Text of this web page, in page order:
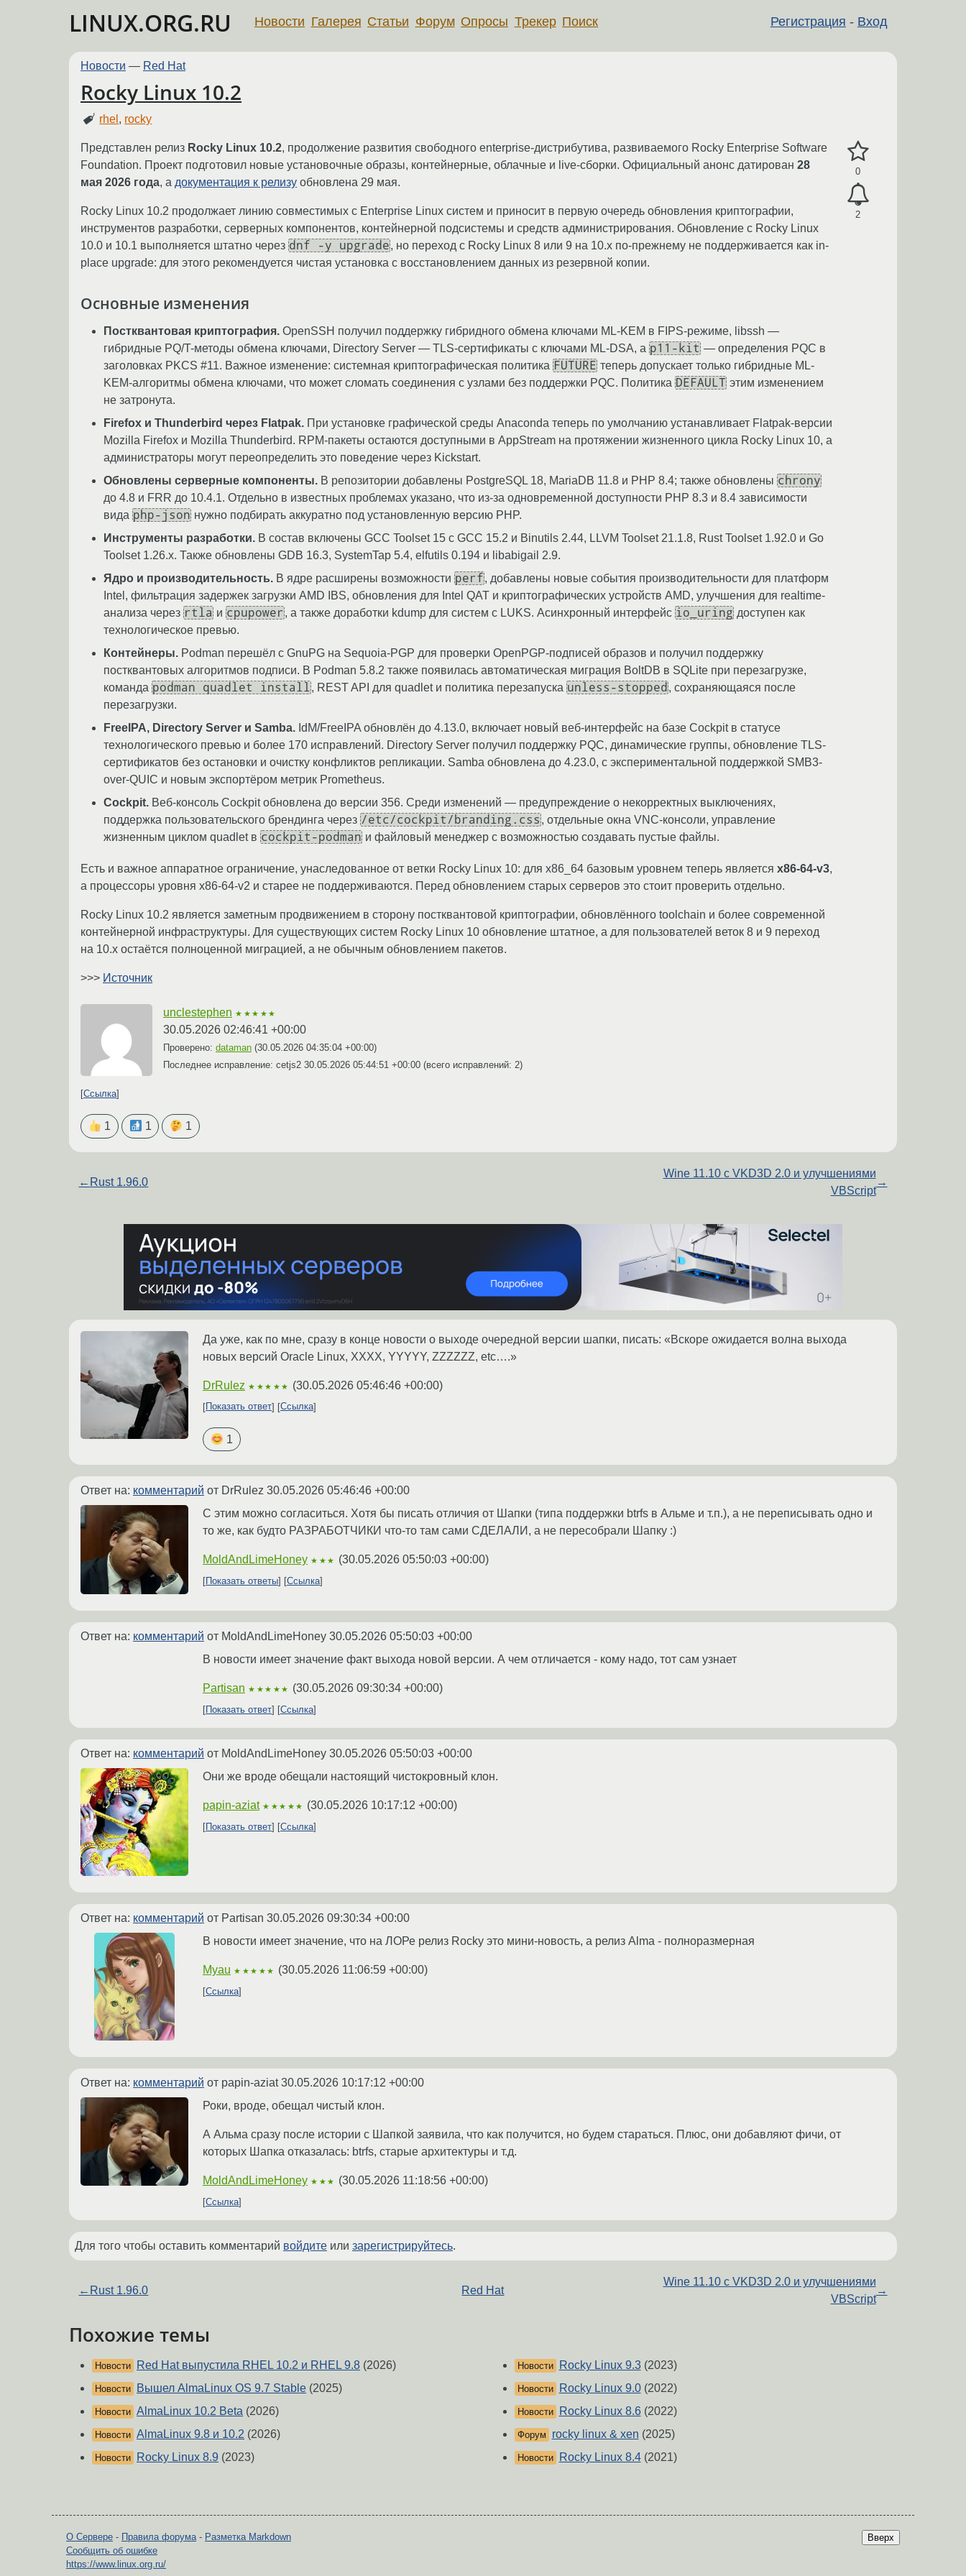
LINUX.ORG.RU Регистрация - Вход
Новости Галерея Статьи Форум Опросы Трекер Поиск
Новости — Red Hat
Rocky Linux 10.2
rhel , rocky
0
2
Представлен релиз Rocky Linux 10.2, продолжение развития свободного enterprise-дистрибутива, развиваемого Rocky Enterprise Software
Foundation. Проект подготовил новые установочные образы, контейнерные, облачные и live-сборки. Официальный анонс датирован 28
мая 2026 года, а документация к релизу обновлена 29 мая.
Rocky Linux 10.2 продолжает линию совместимых с Enterprise Linux систем и приносит в первую очередь обновления криптографии,
инструментов разработки, серверных компонентов, контейнерной подсистемы и средств администрирования. Обновление с Rocky Linux
10.0 и 10.1 выполняется штатно через dnf -y upgrade, но переход с Rocky Linux 8 или 9 на 10.x по-прежнему не поддерживается как in-
place upgrade: для этого рекомендуется чистая установка с восстановлением данных из резервной копии.
Основные изменения
Постквантовая криптография. OpenSSH получил поддержку гибридного обмена ключами ML-KEM в FIPS-режиме, libssh —
гибридные PQ/T-методы обмена ключами, Directory Server — TLS-сертификаты с ключами ML-DSA, а p11-kit — определения PQC в
заголовках PKCS #11. Важное изменение: системная криптографическая политика FUTURE теперь допускает только гибридные ML-
KEM-алгоритмы обмена ключами, что может сломать соединения с узлами без поддержки PQC. Политика DEFAULT этим изменением
не затронута.
Firefox и Thunderbird через Flatpak. При установке графической среды Anaconda теперь по умолчанию устанавливает Flatpak-версии
Mozilla Firefox и Mozilla Thunderbird. RPM-пакеты остаются доступными в AppStream на протяжении жизненного цикла Rocky Linux 10, а
администраторы могут переопределить это поведение через Kickstart.
Обновлены серверные компоненты. В репозитории добавлены PostgreSQL 18, MariaDB 11.8 и PHP 8.4; также обновлены chrony
до 4.8 и FRR до 10.4.1. Отдельно в известных проблемах указано, что из-за одновременной доступности PHP 8.3 и 8.4 зависимости
вида php-json нужно подбирать аккуратно под установленную версию PHP.
Инструменты разработки. В состав включены GCC Toolset 15 с GCC 15.2 и Binutils 2.44, LLVM Toolset 21.1.8, Rust Toolset 1.92.0 и Go
Toolset 1.26.x. Также обновлены GDB 16.3, SystemTap 5.4, elfutils 0.194 и libabigail 2.9.
Ядро и производительность. В ядре расширены возможности perf, добавлены новые события производительности для платформ
Intel, фильтрация задержек загрузки AMD IBS, обновления для Intel QAT и криптографических устройств AMD, улучшения для realtime-
анализа через rtla и cpupower , а также доработки kdump для систем с LUKS. Асинхронный интерфейс io_uring доступен как
технологическое превью.
Контейнеры. Podman перешёл с GnuPG на Sequoia-PGP для проверки OpenPGP-подписей образов и получил поддержку
постквантовых алгоритмов подписи. В Podman 5.8.2 также появилась автоматическая миграция BoltDB в SQLite при перезагрузке,
команда podman quadlet install, REST API для quadlet и политика перезапуска unless-stopped , сохраняющаяся после
перезагрузки.
FreeIPA, Directory Server и Samba. IdM/FreeIPA обновлён до 4.13.0, включает новый веб-интерфейс на базе Cockpit в статусе
технологического превью и более 170 исправлений. Directory Server получил поддержку PQC, динамические группы, обновление TLS-
сертификатов без остановки и очистку конфликтов репликации. Samba обновлена до 4.23.0, с экспериментальной поддержкой SMB3-
over-QUIC и новым экспортёром метрик Prometheus.
Cockpit. Веб-консоль Cockpit обновлена до версии 356. Среди изменений — предупреждение о некорректных выключениях,
поддержка пользовательского брендинга через /etc/cockpit/branding.css , отдельные окна VNC-консоли, управление
жизненным циклом quadlet в cockpit-podman и файловый менеджер с возможностью создавать пустые файлы.
Есть и важное аппаратное ограничение, унаследованное от ветки Rocky Linux 10: для x86_64 базовым уровнем теперь является x86-64-v3,
а процессоры уровня x86-64-v2 и старее не поддерживаются. Перед обновлением старых серверов это стоит проверить отдельно.
Rocky Linux 10.2 является заметным продвижением в сторону постквантовой криптографии, обновлённого toolchain и более современной
контейнерной инфраструктуры. Для существующих систем Rocky Linux 10 обновление штатное, а для пользователей веток 8 и 9 переход
на 10.x остаётся полноценной миграцией, а не обычным обновлением пакетов.
>>> Источник
unclestephen ★★★★★
30.05.2026 02:46:41 +00:00
Проверено: dataman (30.05.2026 04:35:04 +00:00)
Последнее исправление: cetjs2 30.05.2026 05:44:51 +00:00 (всего исправлений: 2)
Ссылка
1 1 1
← Rust 1.96.0
Wine 11.10 с VKD3D 2.0 и улучшениями
VBScript
→
Да уже, как по мне, сразу в конце новости о выходе очередной версии шапки, писать: «Вскоре ожидается волна выхода
новых версий Oracle Linux, XXXX, YYYYY, ZZZZZZ, etc….»
DrRulez ★★★★★ (30.05.2026 05:46:46 +00:00)
Показать ответ Ссылка
1
Ответ на: комментарий от DrRulez 30.05.2026 05:46:46 +00:00
С этим можно согласиться. Хотя бы писать отличия от Шапки (типа поддержки btrfs в Альме и т.п.), а не переписывать одно и
то же, как будто РАЗРАБОТЧИКИ что-то там сами СДЕЛАЛИ, а не пересобрали Шапку :)
MoldAndLimeHoney ★★★ (30.05.2026 05:50:03 +00:00)
Показать ответы Ссылка
Ответ на: комментарий от MoldAndLimeHoney 30.05.2026 05:50:03 +00:00
В новости имеет значение факт выхода новой версии. А чем отличается - кому надо, тот сам узнает
Partisan ★★★★★ (30.05.2026 09:30:34 +00:00)
Показать ответ Ссылка
Ответ на: комментарий от MoldAndLimeHoney 30.05.2026 05:50:03 +00:00
Они же вроде обещали настоящий чистокровный клон.
papin-aziat ★★★★★ (30.05.2026 10:17:12 +00:00)
Показать ответ Ссылка
Ответ на: комментарий от Partisan 30.05.2026 09:30:34 +00:00
В новости имеет значение, что на ЛОРе релиз Rocky это мини-новость, а релиз Alma - полноразмерная
Myau ★★★★★ (30.05.2026 11:06:59 +00:00)
Ссылка
Ответ на: комментарий от papin-aziat30.05.2026 10:17:12 +00:00
Роки, вроде, обещал чистый клон.
А Альма сразу после истории с Шапкой заявила, что как получится, но будем стараться. Плюс, они добавляют фичи, от
которых Шапка отказалась: btrfs, старые архитектуры и т.д.
MoldAndLimeHoney ★★★ (30.05.2026 11:18:56 +00:00)
Ссылка
Для того чтобы оставить комментарий войдите или зарегистрируйтесь.
← Rust 1.96.0 Red Hat
Wine 11.10 с VKD3D 2.0 и улучшениями
VBScript
→
Похожие темы
Новости Red Hat выпустила RHEL 10.2 и RHEL 9.8 (2026)
Новости Вышел AlmaLinux OS 9.7 Stable (2025)
Новости AlmaLinux 10.2 Beta (2026)
Новости AlmaLinux 9.8 и 10.2 (2026)
Новости Rocky Linux 8.9 (2023)
Новости Rocky Linux 9.3(2023)
Новости Rocky Linux 9.0(2022)
Новости Rocky Linux 8.6(2022)
Форум rocky linux & xen (2025)
Новости Rocky Linux 8.4(2021)
Вверх
О Сервере - Правила форума - Разметка Markdown
Сообщить об ошибке
https://www.linux.org.ru/